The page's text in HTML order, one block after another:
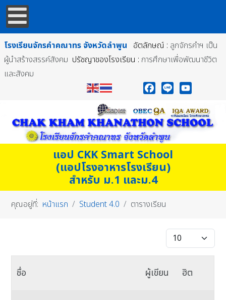
โรงเรียนจักรคำคณาทร จังหวัดลำพูน อัตลักษณ์ : ลูกจักรคำฯ เป็น
ผู้นำสร้างสรรค์สังคม ปรัชญาของโรงเรียน : การศึกษาเพื่อพัฒนาชีวิต
และสังคม
แอป CKK Smart School
(แอปโรงอาหารโรงเรียน)
สำหรับ ม.1 และม.4
คุณอยู่ที่: หน้าแรก Student 4.0 ตารางเรียน
แสดง #
ชื่อ ผู้เขียน ฮิต